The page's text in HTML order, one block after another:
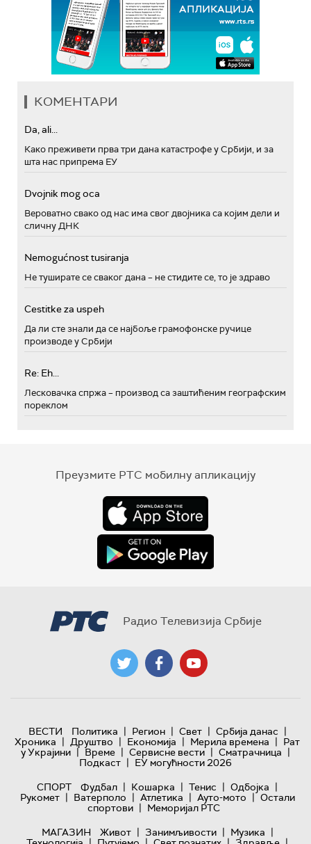
КОМЕНТАРИ
Da, ali...
Како преживети прва три дана катастрофе у Србији, и за
шта нас припрема ЕУ
Dvojnik mog oca
Вероватно свако од нас има свог двојника са којим дели и
сличну ДНК
Nemogućnost tusiranja
Не туширате се сваког дана – не стидите се, то је здраво
Cestitke za uspeh
Да ли сте знали да се најбоље грамофонске ручице
производе у Србији
Re: Eh...
Лесковачка спржа – производ са заштићеним географским
пореклом
Преузмите РТС мобилну апликацију
Радио Телевизија Србије
ВЕСТИ Политика | Регион | Свет | Србија данас |
Хроника | Друштво | Економија | Мерила времена | Рат
у Украјини | Време | Сервисне вести | Сматрачница |
Подкаст | ЕУ могућности 2026
СПОРТ
Фудбал | Кошарка | Тенис | Одбојка |
Рукомет | Ватерполо | Атлетика | Ауто-мото | Остали
спортови | Меморијал РТС
МАГАЗИН
Живот | Занимљивости | Музика |